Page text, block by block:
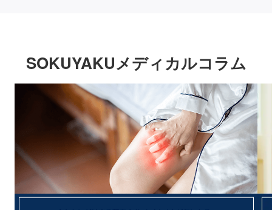
SOKUYAKUメディカルコラム